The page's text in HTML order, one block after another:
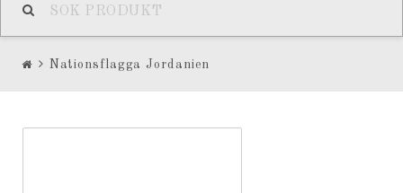
Nationsflagga Jordanien